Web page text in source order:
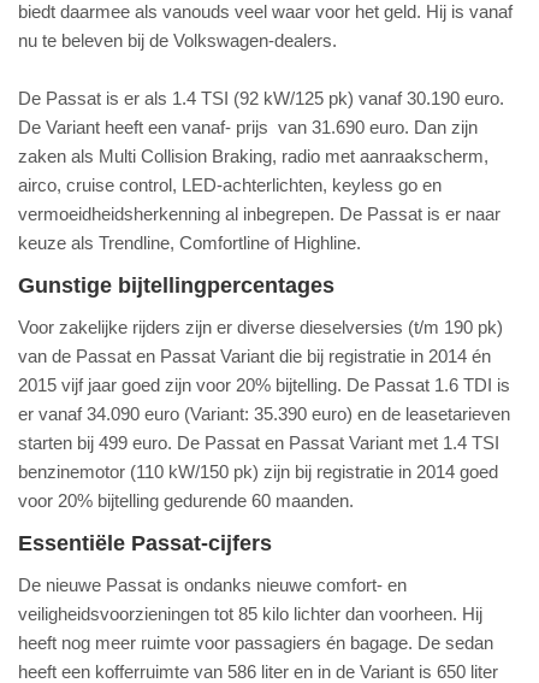
biedt daarmee als vanouds veel waar voor het geld. Hij is vanaf
nu te beleven bij de Volkswagen-dealers.
De Passat is er als 1.4 TSI (92 kW/125 pk) vanaf 30.190 euro.
De Variant heeft een vanaf- prijs van 31.690 euro. Dan zijn
zaken als Multi Collision Braking, radio met aanraakscherm,
airco, cruise control, LED-achterlichten, keyless go en
vermoeidheidsherkenning al inbegrepen. De Passat is er naar
keuze als Trendline, Comfortline of Highline.
Gunstige bijtellingpercentages
​Voor zakelijke rijders zijn er diverse dieselversies (t/m 190 pk)
van de Passat en Passat Variant die bij registratie in 2014 én
2015 vijf jaar goed zijn voor 20% bijtelling. De Passat 1.6 TDI is
er vanaf 34.090 euro (Variant: 35.390 euro) en de leasetarieven
starten bij 499 euro. De Passat en Passat Variant met 1.4 TSI
benzinemotor (110 kW/150 pk) zijn bij registratie in 2014 goed
voor 20% bijtelling gedurende 60 maanden.
Essentiële Passat-cijfers
​De nieuwe Passat is ondanks nieuwe comfort- en
veiligheidsvoorzieningen tot 85 kilo lichter dan voorheen. Hij
heeft nog meer ruimte voor passagiers én bagage. De sedan
heeft een kofferruimte van 586 liter en in de Variant is 650 liter